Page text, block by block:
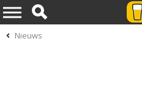
Nieuws